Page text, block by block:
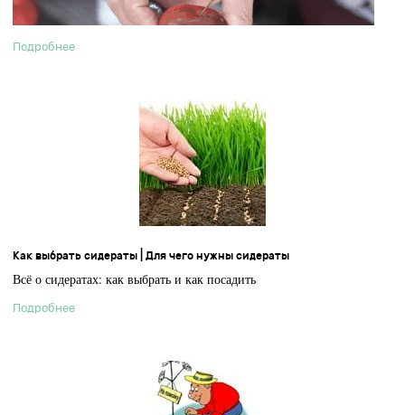
Подробнее
Как выбрать сидераты | Для чего нужны сидераты
Всё о сидератах: как выбрать и как посадить
Подробнее